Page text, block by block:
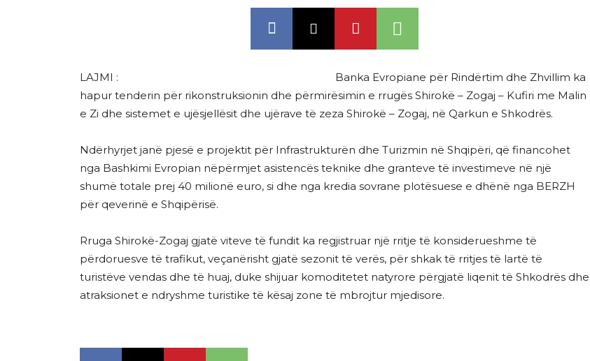
LAJMI :
Banka Evropiane për Rindërtim dhe Zhvillim ka
hapur tenderin për rikonstruksionin dhe përmirësimin e rrugës Shirokë – Zogaj – Kufiri me Malin
e Zi dhe sistemet e ujësjellësit dhe ujërave të zeza Shirokë – Zogaj, në Qarkun e Shkodrës.
Ndërhyrjet janë pjesë e projektit për Infrastrukturën dhe Turizmin në Shqipëri, që financohet
nga Bashkimi Evropian nëpërmjet asistencës teknike dhe granteve të investimeve në një
shumë totale prej 40 milionë euro, si dhe nga kredia sovrane plotësuese e dhënë nga BERZH
për qeverinë e Shqipërisë.
Rruga Shirokë-Zogaj gjatë viteve të fundit ka regjistruar një rritje të konsiderueshme të
përdoruesve të trafikut, veçanërisht gjatë sezonit të verës, për shkak të rritjes të lartë të
turistëve vendas dhe të huaj, duke shijuar komoditetet natyrore përgjatë liqenit të Shkodrës dhe
atraksionet e ndryshme turistike të kësaj zone të mbrojtur mjedisore.